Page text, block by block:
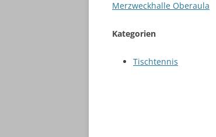
Merzweckhalle Oberaula
Kategorien
Tischtennis